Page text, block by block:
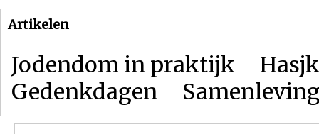
Artikelen
Jodendom in praktijk
Gedenkdagen